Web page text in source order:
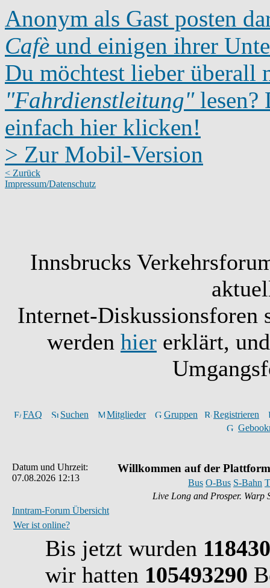
Anonym als Gast posten
Cafè und einigen ihrer
Du möchtest lieber überall
"Fahrdienstleitung"lesen?
einfach hier klicken!
> Zur Mobil-Version
< Zurück
Impressum/Datenschutz
Innsbrucks
Internet-Diskussionsforen
werden hier erklärt,
FAQ Suchen Mitglieder Gruppen
Registrieren
Datum und Uhrzeit:
07.08.2026 12:13
Inntram-Forum Übersicht
Willkommen auf der
Bus O-Bus S-Bahn
Live Long and Prosper. Warp
Wer ist online?
Bis jetzt wurden 118430
wir hatten 105493290